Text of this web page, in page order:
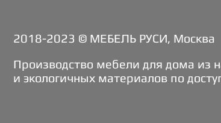
2018-2023 © МЕБЕЛЬ РУСИ, Москва
Производство мебели для дома из
и экологичных материалов по